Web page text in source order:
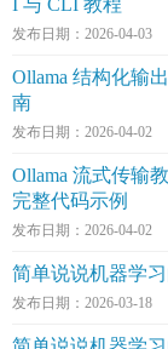
发布日期：2026-04-03
Ollama 结构化输
南
发布日期：2026-04-02
Ollama 流式传输
完整代码示例
发布日期：2026-04-02
简单说说机器学习
发布日期：2026-03-18